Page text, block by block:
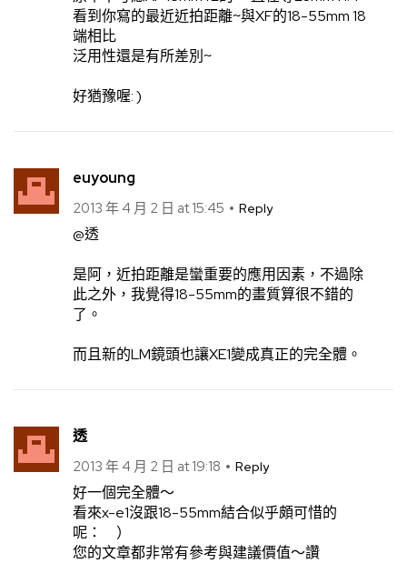
看到你寫的最近近拍距離~與XF的18-55mm 18
端相比
泛用性還是有所差別~
好猶豫喔: )
euyoung
2013 年 4 月 2 日 at 15:45 Reply
@透
是阿，近拍距離是蠻重要的應用因素，不過除
此之外，我覺得18-55mm的畫質算很不錯的
了。
而且新的LM鏡頭也讓XE1變成真正的完全體。
透
2013 年 4 月 2 日 at 19:18 Reply
好一個完全體～
看來x-e1沒跟18-55mm結合似乎頗可惜的
呢： ）
您的文章都非常有參考與建議價值～讚